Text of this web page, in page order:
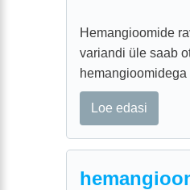
Hemangioomide
variandi üle saab
hemangioomidega
Loe edasi